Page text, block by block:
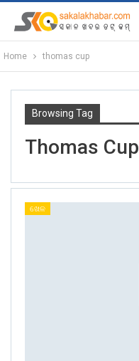
Home thomas cup
Browsing Tag
Thomas Cup
ଖେଳ